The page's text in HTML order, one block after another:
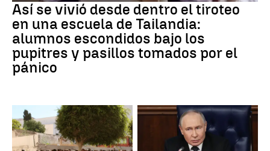
Así se vivió desde dentro el tiroteo
en una escuela de Tailandia:
alumnos escondidos bajo los
pupitres y pasillos tomados por el
pánico